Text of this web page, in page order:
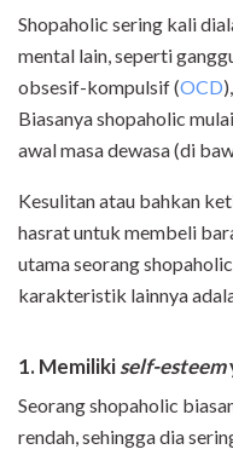
Shopaholic sering kali
mental lain, seperti
obsesif-kompulsif (OCD
Biasanya shopaholic
awal masa dewasa (di
Kesulitan atau bahkan
hasrat untuk membeli
utama seorang
karakteristik lainnya
1. Memilikiself-esteem
Seorang shopaholic
rendah, sehingga dia